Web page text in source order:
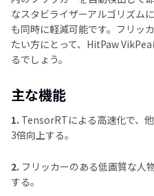
なスタビライザーアルゴリズム
も同時に軽減可能です。フリッ
たい方にとって、HitPaw
るでしょう。
主な機能
1. TensorRTによる高速化で、
3倍向上する。
2. フリッカーのある低画質な人
する。